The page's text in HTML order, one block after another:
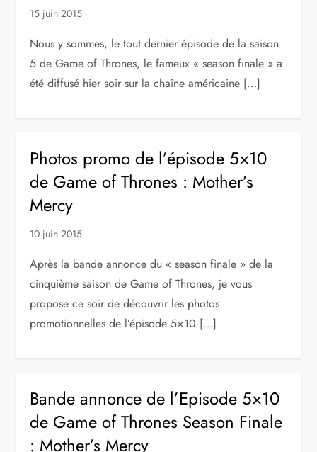
15 juin 2015
Nous y sommes, le tout dernier épisode de la saison
5 de Game of Thrones, le fameux « season finale » a
été diffusé hier soir sur la chaîne américaine […]
Photos promo de l’épisode 5×10
de Game of Thrones : Mother’s
Mercy
10 juin 2015
Après la bande annonce du « season finale » de la
cinquième saison de Game of Thrones, je vous
propose ce soir de découvrir les photos
promotionnelles de l’épisode 5×10 […]
Bande annonce de l’Episode 5×10
de Game of Thrones Season Finale
: Mother’s Mercy